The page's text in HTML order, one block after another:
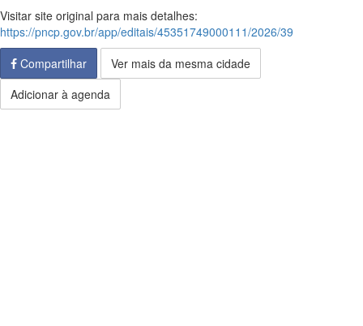
Visitar site original para mais detalhes:
https://pncp.gov.br/app/editais/45351749000111/2026/39
Compartilhar
Ver mais da mesma cidade
Adicionar à agenda